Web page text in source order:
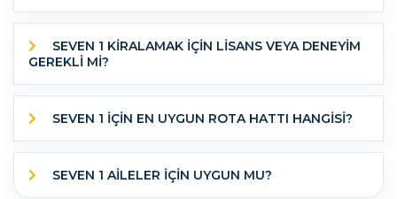
GEREKLİ Mİ?
SEVEN 1 IÇIN EN UYGUN ROTA HATTI HANGISI?
SEVEN 1 AILELER IÇIN UYGUN MU?